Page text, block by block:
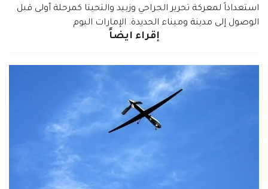
استعداداً لمعركة تحرير الجراحي وزبيد والتحيتا كمرحلة أولى قبل
الوصول إلى مدينة وميناء الحديدة. الإمارات اليوم
إقراء ايضاً